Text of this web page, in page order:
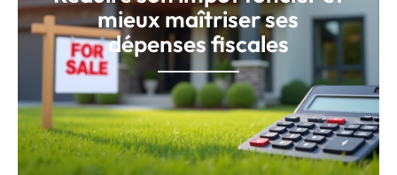
mieux maîtriser ses
dépenses fiscales